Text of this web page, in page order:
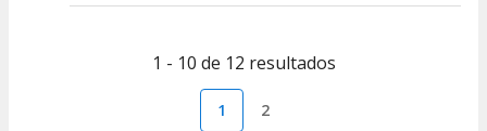
1 - 10 de 12 resultados
1 2